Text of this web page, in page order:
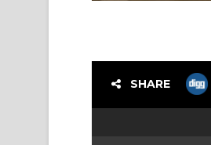
SHARE